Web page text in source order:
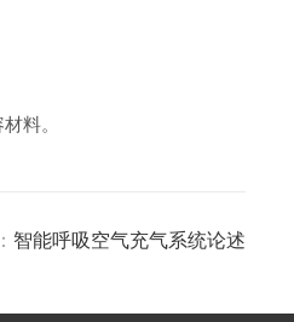
料。
智能呼吸空气充气系统论述